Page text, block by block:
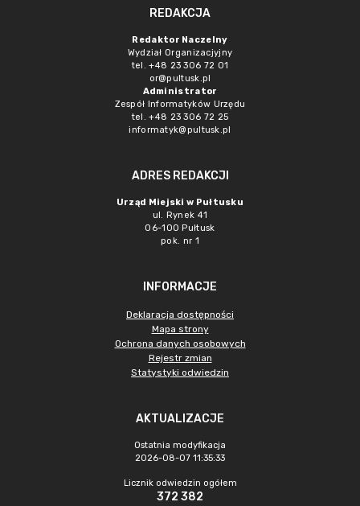
REDAKCJA
Redaktor Naczelny
Wydział Organizacjyjny
tel. +48 23 306 72 01
or@pultusk.pl
Administrator
Zespół Informatyków Urzędu
tel. +48 23 306 72 25
informatyk@pultusk.pl
ADRES REDAKCJI
Urząd Miejski w Pułtusku
ul. Rynek 41
06-100 Pułtusk
pok. nr 1
INFORMACJE
Deklaracja dostępności
Mapa strony
Ochrona danych osobowych
Rejestr zmian
Statystyki odwiedzin
AKTUALIZACJE
Ostatnia modyfikacja
2026-08-07 11:35:33
Licznik odwiedzin ogółem
372 382